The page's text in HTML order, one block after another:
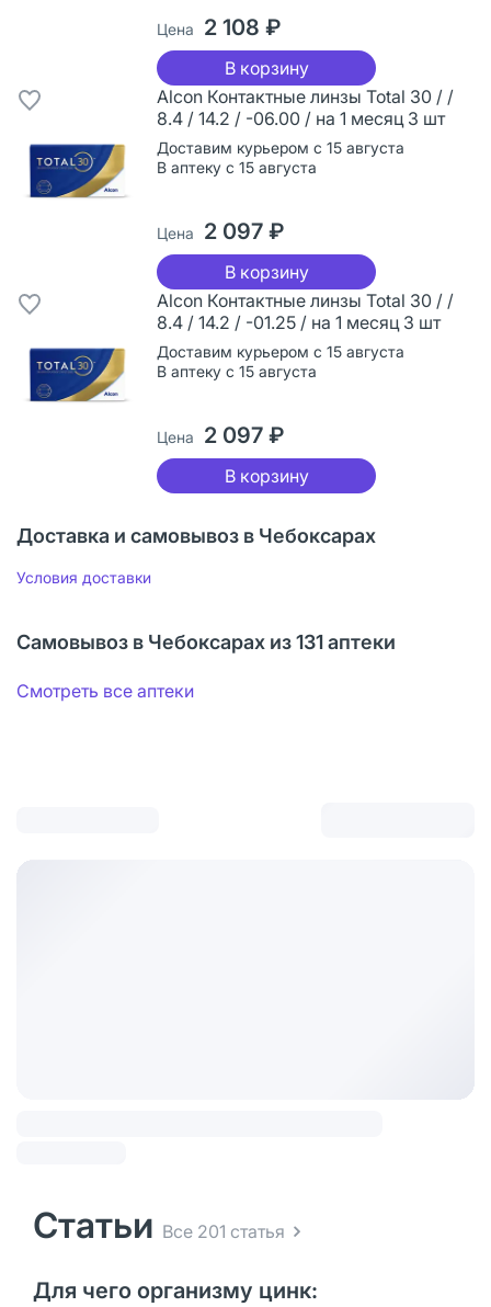
Цена 2 108 ₽
В корзину
Alcon Контактные линзы Total 30 / /
8.4 / 14.2 / -06.00 / на 1 месяц 3 шт
Доставим курьером с 15 августа
В аптеку с 15 августа
Цена 2 097 ₽
В корзину
Alcon Контактные линзы Total 30 / /
8.4 / 14.2 / -01.25 / на 1 месяц 3 шт
Доставим курьером с 15 августа
В аптеку с 15 августа
Цена 2 097 ₽
В корзину
Доставка и самовывоз в Чебоксарах
Условия доставки
Самовывоз в Чебоксарах из 131 аптеки
Смотреть все аптеки
Статьи Все 201 статья
Для чего организму цинк: